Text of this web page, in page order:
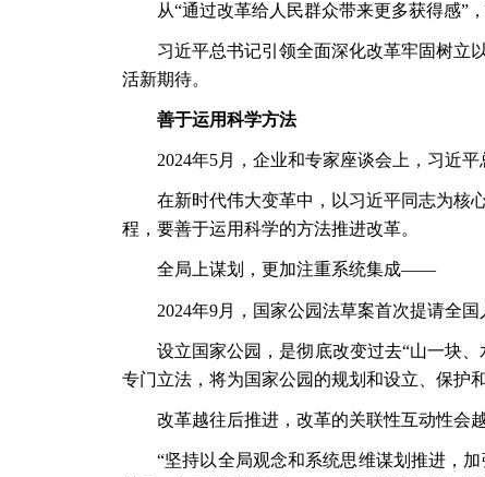
从“通过改革给人民群众带来更多获得感”
习近平总书记引领全面深化改革牢固树立
活新期待。
善于运用科学方法
2024年5月，企业和专家座谈会上，习近
在新时代伟大变革中，以习近平同志为核
程，要善于运用科学的方法推进改革。
全局上谋划，更加注重系统集成——
2024年9月，国家公园法草案首次提请全
设立国家公园，是彻底改变过去“山一块
专门立法，将为国家公园的规划和设立、保护
改革越往后推进，改革的关联性互动性会
“坚持以全局观念和系统思维谋划推进，